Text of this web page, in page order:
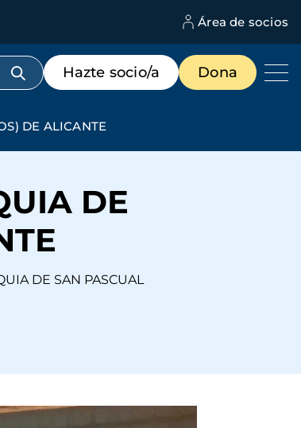
Área de socios
Menú
de
destacados
Hazte socio/a Dona
DE ALICANTE
DE
DE SAN PASCUAL